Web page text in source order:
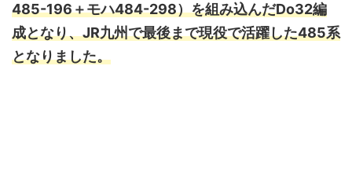
485-196＋モハ484-298）を組み込んだDo32編
成となり、JR九州で最後まで現役で活躍した485系
となりました。